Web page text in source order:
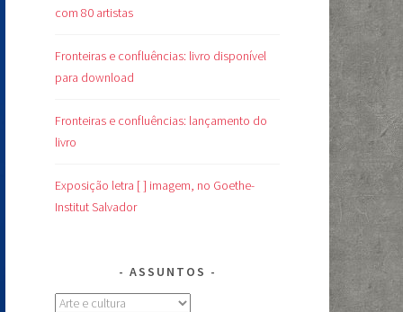
com 80 artistas
Fronteiras e confluências: livro disponível
para download
Fronteiras e confluências: lançamento do
livro
Exposição letra [ ] imagem, no Goethe-
Institut Salvador
ASSUNTOS
Assuntos